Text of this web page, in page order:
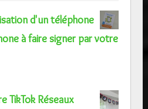
d'un téléphone
à faire signer par votre
TikTok Réseaux